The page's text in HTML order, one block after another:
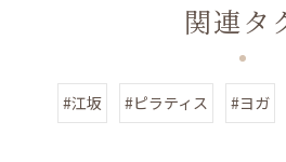
関連タ
#江坂 #ピラティス #ヨガ